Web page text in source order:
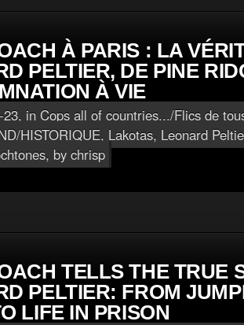
À PARIS : LA
PELTIER, DE PINE
À VIE
23, in Cops all of countries.../Flics de
HISTORIQUE, Lakotas, Leonard
, by chrisp
TELLS THE TRUE
PELTIER: FROM
LIFE IN PRISON